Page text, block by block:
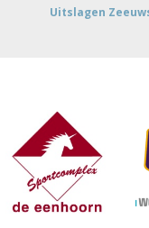
Uitslagen